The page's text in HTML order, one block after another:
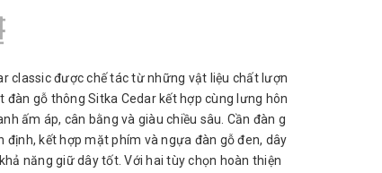
classic được chế tác từ những vật liệu chất lượn
đàn gỗ thông Sitka Cedar kết hợp cùng lưng hôn
ấm áp, cân bằng và giàu chiều sâu. Cần đàn g
kết hợp mặt phím và ngựa đàn gỗ đen, dây
năng giữ dây tốt. Với hai tùy chọn hoàn thiện